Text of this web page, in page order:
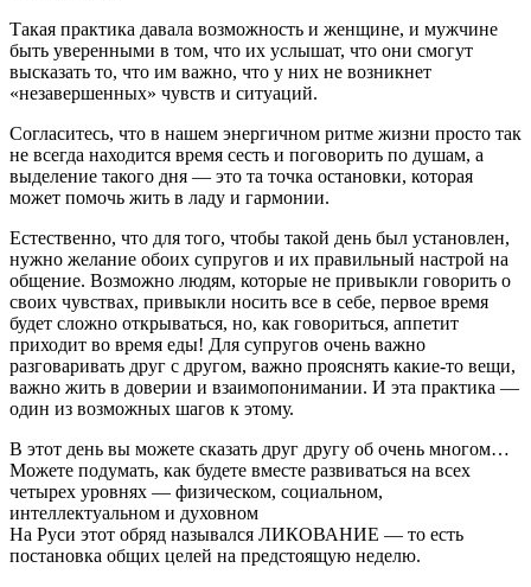
Такая практика давала возможность и женщине, и мужчине
быть уверенными в том, что их услышат, что они смогут
высказать то, что им важно, что у них не возникнет
«незавершенных» чувств и ситуаций.
Согласитесь, что в нашем энергичном ритме жизни просто так
не всегда находится время сесть и поговорить по душам, а
выделение такого дня — это та точка остановки, которая
может помочь жить в ладу и гармонии.
Естественно, что для того, чтобы такой день был установлен,
нужно желание обоих супругов и их правильный настрой на
общение. Возможно людям, которые не привыкли говорить о
своих чувствах, привыкли носить все в себе, первое время
будет сложно открываться, но, как говориться, аппетит
приходит во время еды! Для супругов очень важно
разговаривать друг с другом, важно прояснять какие-то вещи,
важно жить в доверии и взаимопонимании. И эта практика —
один из возможных шагов к этому.
В этот день вы можете сказать друг другу об очень многом…
Можете подумать, как будете вместе развиваться на всех
четырех уровнях — физическом, социальном,
интеллектуальном и духовном
На Руси этот обряд назывался ЛИКОВАНИЕ — то есть
постановка общих целей на предстоящую неделю.